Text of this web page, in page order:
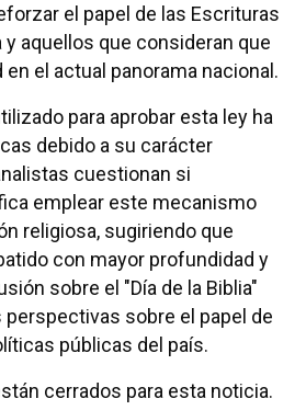
el papel de las Escrituras
y aquellos que consideran que
en el actual panorama nacional.
para aprobar esta ley ha
debido a su carácter
cuestionan si
emplear este mecanismo
religiosa, sugiriendo que
con mayor profundidad y
sobre el "Día de la Biblia"
sobre el papel de
públicas del país.
cerrados para esta noticia.